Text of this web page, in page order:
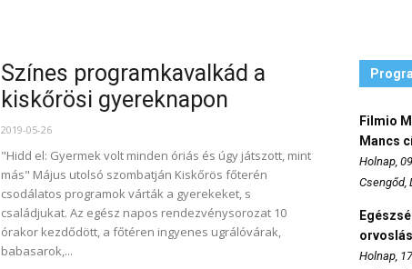
Színes programkavalkád a
kiskőrösi gyereknapon
2019-05-26
"Hidd el: Gyermek volt minden óriás és úgy játszott, mint
más" Május utolsó szombatján Kiskőrös főterén
csodálatos programok várták a gyerekeket, s
családjukat. Az egész napos rendezvénysorozat 10
órakor kezdődött, a főtéren ingyenes ugrálóvárak,
babasarok,...
Filmio
Mancs
Holnap,
Csengőd,
Holnap,